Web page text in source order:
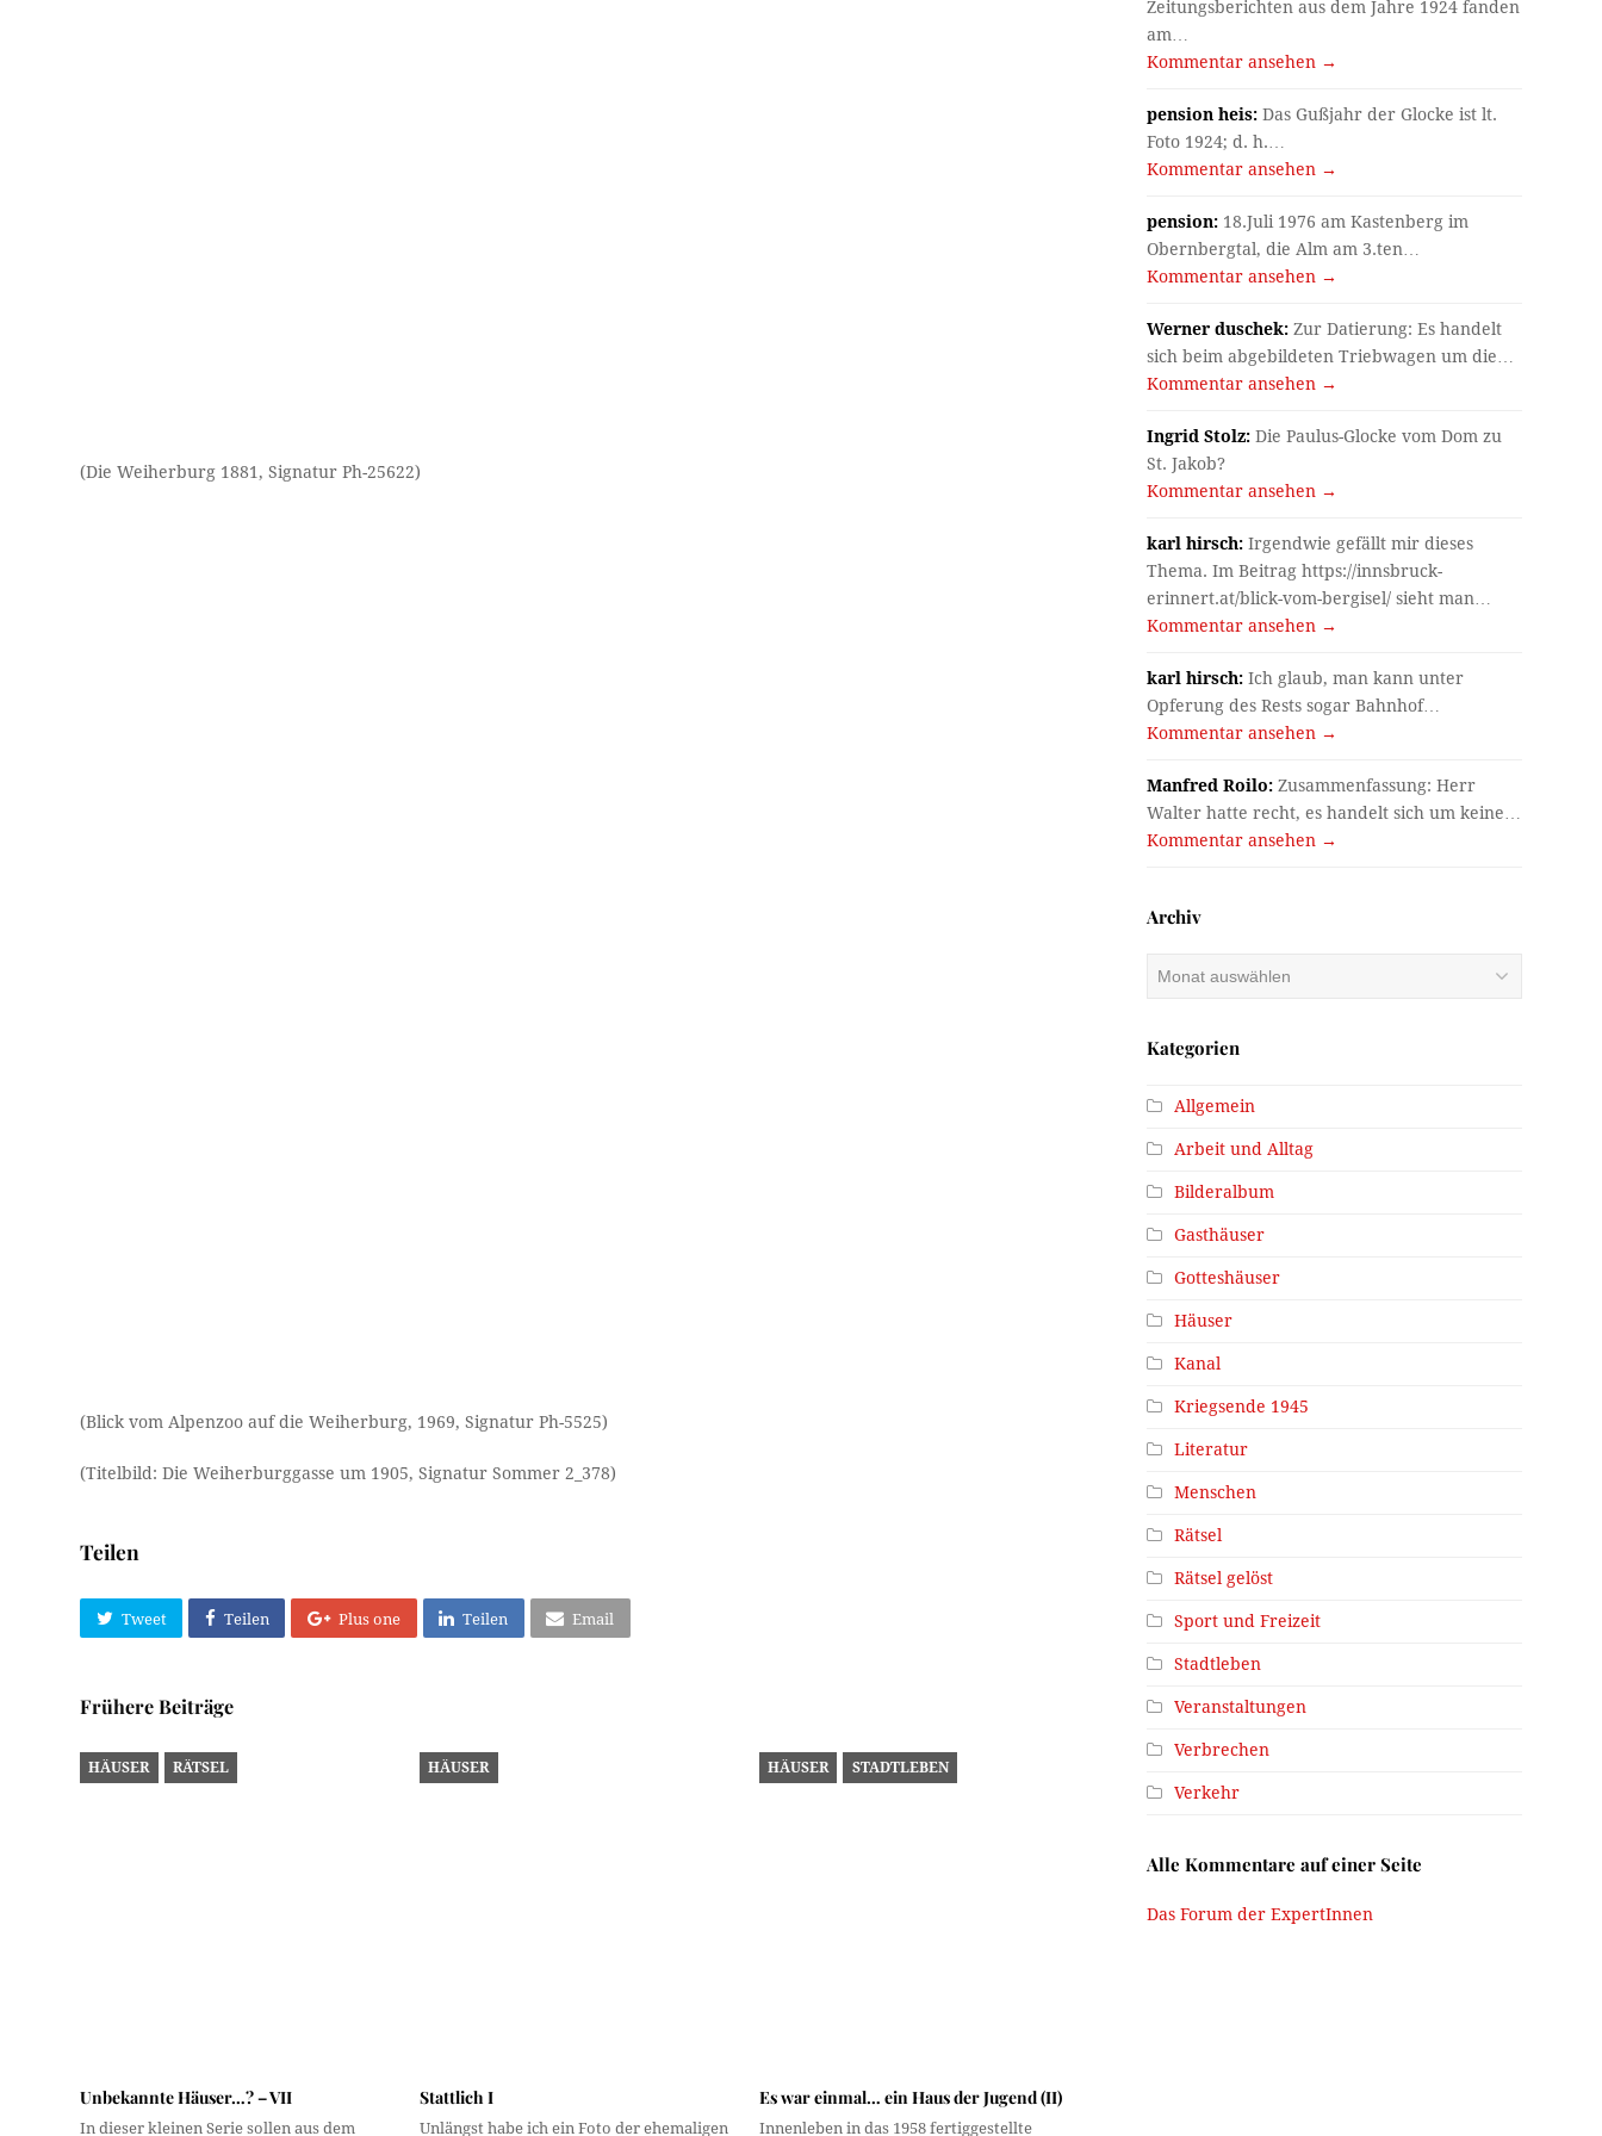
(Die Weiherburg 1881, Signatur Ph-25622)
HÄUSER RÄTSEL HÄUSER HÄUSER STADTLEBEN
Zeitungsberichten aus dem Jahre 1924 fanden
am…
Kommentar ansehen →
pension heis: Das Gußjahr der Glocke ist lt.
Foto 1924; d. h.…
Kommentar ansehen →
pension: 18.Juli 1976 am Kastenberg im
Obernbergtal, die Alm am 3.ten…
Kommentar ansehen →
Werner duschek: Zur Datierung: Es handelt
sich beim abgebildeten Triebwagen um die…
Kommentar ansehen →
Ingrid Stolz: Die Paulus-Glocke vom Dom zu
St. Jakob?
Kommentar ansehen →
karl hirsch: Irgendwie gefällt mir dieses
Thema. Im Beitrag https://innsbruck-
erinnert.at/blick-vom-bergisel/ sieht man…
Kommentar ansehen →
karl hirsch: Ich glaub, man kann unter
Opferung des Rests sogar Bahnhof…
Kommentar ansehen →
Manfred Roilo: Zusammenfassung: Herr
Walter hatte recht, es handelt sich um keine…
Kommentar ansehen →
Archiv
Kategorien
Allgemein
Arbeit und Alltag
Bilderalbum
Gasthäuser
Gotteshäuser
Häuser
Kanal
Kriegsende 1945
Literatur
Menschen
Rätsel
Rätsel gelöst
Sport und Freizeit
Stadtleben
Veranstaltungen
Verbrechen
Verkehr
Alle Kommentare auf einer Seite
Das Forum der ExpertInnen